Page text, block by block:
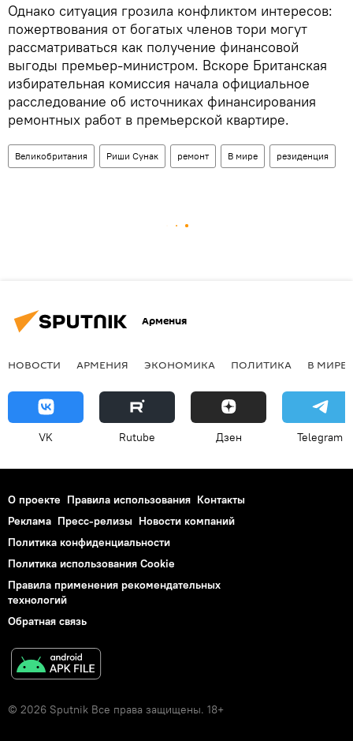
Однако ситуация грозила конфликтом интересов:
пожертвования от богатых членов тори могут
рассматриваться как получение финансовой
выгоды премьер-министром. Вскоре Британская
избирательная комиссия начала официальное
расследование об источниках финансирования
ремонтных работ в премьерской квартире.
Великобритания Риши Сунак ремонт В мире резиденция
Армения
НОВОСТИ АРМЕНИЯ ЭКОНОМИКА ПОЛИТИКА В МИРЕ
VK Rutube Дзен Telegram
О проекте Правила использования Контакты
Реклама Пресс-релизы Новости компаний
Политика конфиденциальности
Политика использования Cookie
Правила применения рекомендательных
технологий
Обратная связь
© 2026 Sputnik Все права защищены. 18+